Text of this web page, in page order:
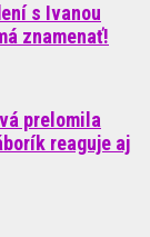
s Ivanou
znamenať!
prelomila
reaguje aj